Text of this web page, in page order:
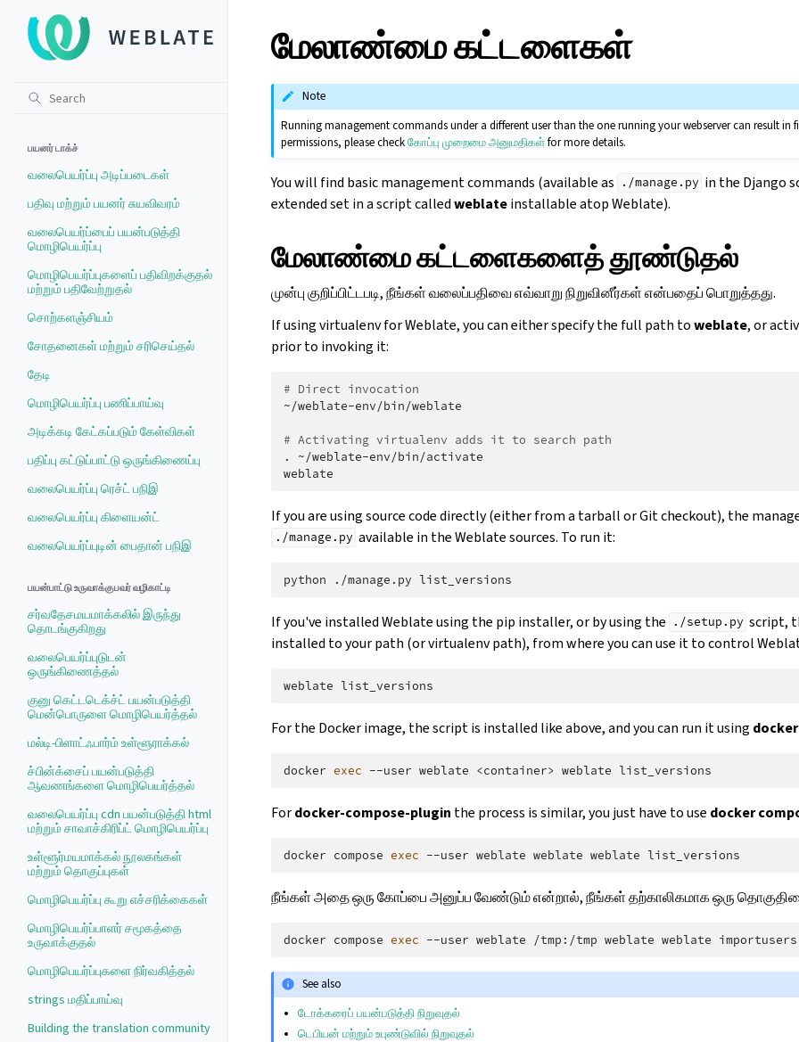
பயனர் டாக்ச்
வலைபெயர்ப்பு அடிப்படைகள்
பதிவு மற்றும் பயனர் சுயவிவரம்
வலைபெயர்ப்பைப் பயன்படுத்தி
மொழிபெயர்ப்பு
மொழிபெயர்ப்புகளைப் பதிவிறக்குதல்
மற்றும் பதிவேற்றுதல்
சொற்களஞ்சியம்
சோதனைகள் மற்றும் சரிசெய்தல்
தேடி
மொழிபெயர்ப்பு பணிப்பாய்வு
அடிக்கடி கேட்கப்படும் கேள்விகள்
பதிப்பு கட்டுப்பாட்டு ஒருங்கிணைப்பு
வலைபெயர்ப்பு ரெச்ட் பநிஇ
வலைபெயர்ப்பு கிளையன்ட்
வலைபெயர்ப்புடின் பைதான் பநிஇ
பயன்பாட்டு உருவாக்குபவர் வழிகாட்டி
சர்வதேசமயமாக்கலில் இருந்து
தொடங்குகிறது
வலைபெயர்ப்புடுடன்
ஒருங்கிணைத்தல்
குனு கெட்டடெக்ச்ட் பயன்படுத்தி
மென்பொருளை மொழிபெயர்த்தல்
மல்டி-பிளாட்ஃபார்ம் உள்ளூராக்கல்
ச்பின்க்சைப் பயன்படுத்தி
ஆவணங்களை மொழிபெயர்த்தல்
வலைபெயர்ப்பு cdn பயன்படுத்தி html
மற்றும் சாவாச்கிரிப்ட் மொழிபெயர்ப்பு
உள்ளூர்மயமாக்கல் நூலகங்கள்
மற்றும் தொகுப்புகள்
மொழிபெயர்ப்பு கூறு எச்சரிக்கைகள்
மொழிபெயர்ப்பாளர் சமூகத்தை
உருவாக்குதல்
மொழிபெயர்ப்புகளை நிர்வகித்தல்
strings மதிப்பாய்வு
Building the translation community
மேலாண்மை கட்டளைகள்
Note
Running management commands under a different user than the one running your webserver can result in
permissions, please checkகோப்பு முறைமை அனுமதிகள்for more details.
You will find basic management commands (available as ./manage.py in the Django
extended set in a script calledweblateinstallable atop Weblate).
மேலாண்மை கட்டளைகளைத் தூண்டுதல்
முன்பு குறிப்பிட்டபடி, நீங்கள் வலைப்பதிவை எவ்வாறு நிறுவினீர்கள் என்பதைப் பொறுத்தது.
If using virtualenv for Weblate, you can either specify the full path toweblate, or
prior to invoking it:
# Direct invocation
~/weblate-env/bin/weblate
# Activating virtualenv adds it to search path
.
~/weblate-env/bin/activate
If you are using source code directly (either from a tarball or Git checkout), the
./manage.py available in the Weblate sources. To run it:
python ./manage.py
If you've installed Weblate using the pip installer, or by using the ./setup.py script,
installed to your path (or virtualenv path), from where you can use it to control
weblate
For the Docker image, the script is installed like above, and you can run it using
docker exec --user weblate <container> weblate
Fordocker-compose-plugin the process is similar, you just have to use docker
docker compose exec --user weblate weblate weblate
நீங்கள் அதை ஒரு கோப்பை அனுப்ப வேண்டும் என்றால், நீங்கள் தற்காலிகமாக ஒரு
docker compose exec --user weblate /tmp:/tmp weblate weblate importusers
See also
டோக்கரைப் பயன்படுத்தி நிறுவுதல்
டெபியன் மற்றும் உபுண்டுவில் நிறுவுதல்